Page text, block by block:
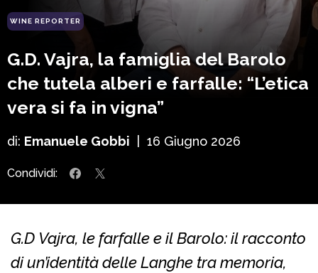
WINE REPORTER
G.D. Vajra, la famiglia del Barolo
che tutela alberi e farfalle: “L’etica
vera si fa in vigna”
di: Emanuele Gobbi 16 Giugno 2026
Condividi:
G.D Vajra, le farfalle e il Barolo: il racconto
di un’identità delle Langhe tra memoria,